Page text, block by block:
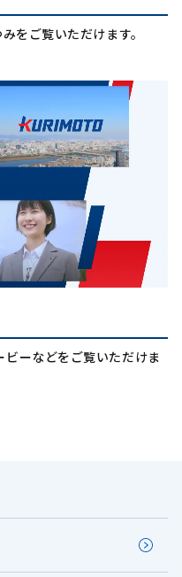
をご覧いただけます。
ーなどをご覧いただけま